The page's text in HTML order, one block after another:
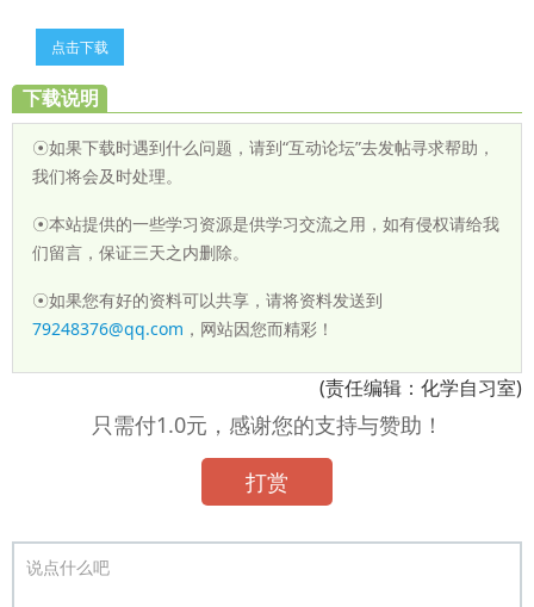
点击下载
下载说明
☉如果下载时遇到什么问题，请到“互动论坛”去发帖寻求帮助，
我们将会及时处理。
☉本站提供的一些学习资源是供学习交流之用，如有侵权请给我
们留言，保证三天之内删除。
☉如果您有好的资料可以共享，请将资料发送到
79248376@qq.com ，网站因您而精彩！
(责任编辑：化学自习室)
只需付1.0元，感谢您的支持与赞助！
打赏
说点什么吧